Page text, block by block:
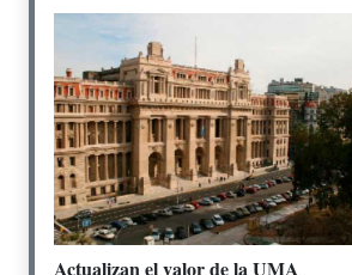
Actualizan el valor de la UMA